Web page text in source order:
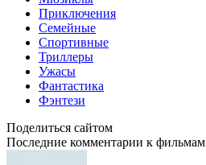
Приключения
Семейные
Спортивные
Триллеры
Ужасы
Фантастика
Фэнтези
Поделиться сайтом
Последние комментарии к фильмам